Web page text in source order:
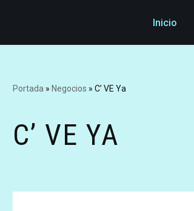
Inicio
Portada » Negocios » C’ VE Ya
C’ VE YA